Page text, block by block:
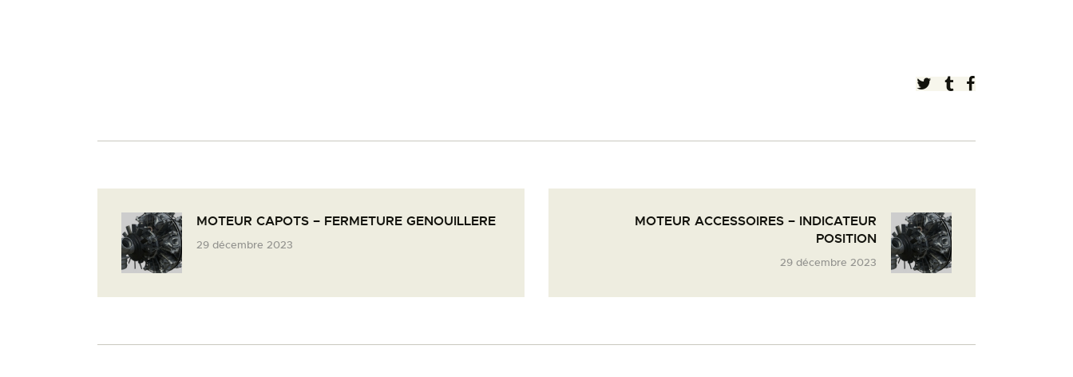
AGO
L’ATELIER DE L’AIR
MOTEUR CAPOTS – FERMETURE GENOUILLERE
29 décembre 2023
MOTEUR ACCESSOIRES – INDICATEUR
POSITION
29 décembre 2023